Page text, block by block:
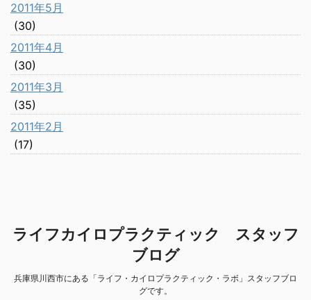
2011年5月
(30)
2011年4月
(30)
2011年3月
(35)
2011年2月
(17)
ライフカイロプラクティック スタッフ
ブログ
兵庫県川西市にある「ライフ・カイロプラクティック・ラボ」スタッフブロ
グです。